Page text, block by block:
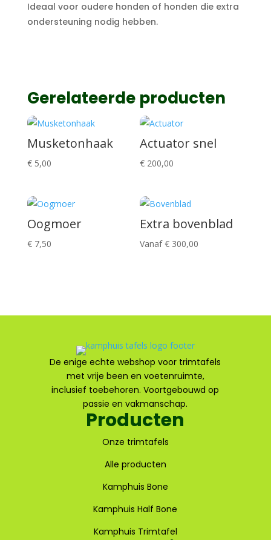
Ideaal voor oudere honden of honden die extra
ondersteuning nodig hebben.
Gerelateerde producten
Musketonhaak
€5,00
Actuator snel
€ 200,00
Oogmoer
€7,50
Extra bovenblad
Vanaf€ 300,00
De enige echte webshop voor trimtafels
met vrije been en voetenruimte,
inclusief toebehoren. Voortgebouwd op
passie en vakmanschap.
Producten
Onze trimtafels
Alle producten
Kamphuis Bone
Kamphuis Half Bone
Kamphuis Trimtafel